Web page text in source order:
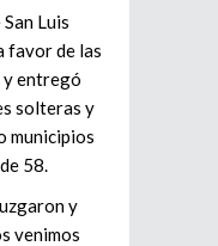
Luis
favor de las
y entregó
solteras y
municipios
58.
y
venimos